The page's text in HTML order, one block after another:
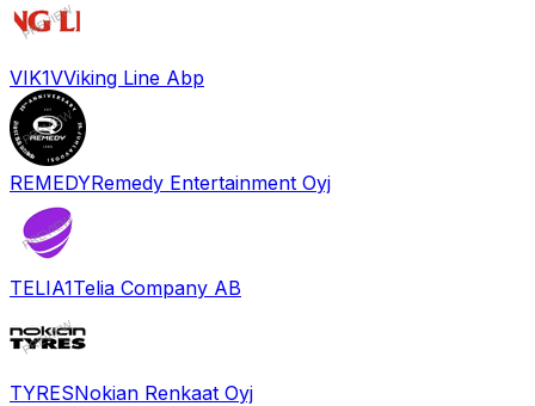
VIK1VViking Line Abp
REMEDYRemedy Entertainment Oyj
TELIA1Telia Company AB
TYRESNokian Renkaat Oyj